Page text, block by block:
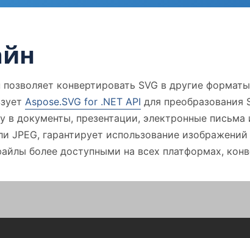
конвертировать SVG в другие
Aspose.SVG for .NET API для преобразования
документы, презентации, электронные письма
JPEG, гарантирует использование
более доступными на всех платформах,